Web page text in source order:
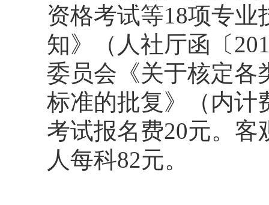
资格考试等18项专
知》（人社厅函〔
委员会《关于核定各
标准的批复》（内计
考试报名费20元。
人每科82元。